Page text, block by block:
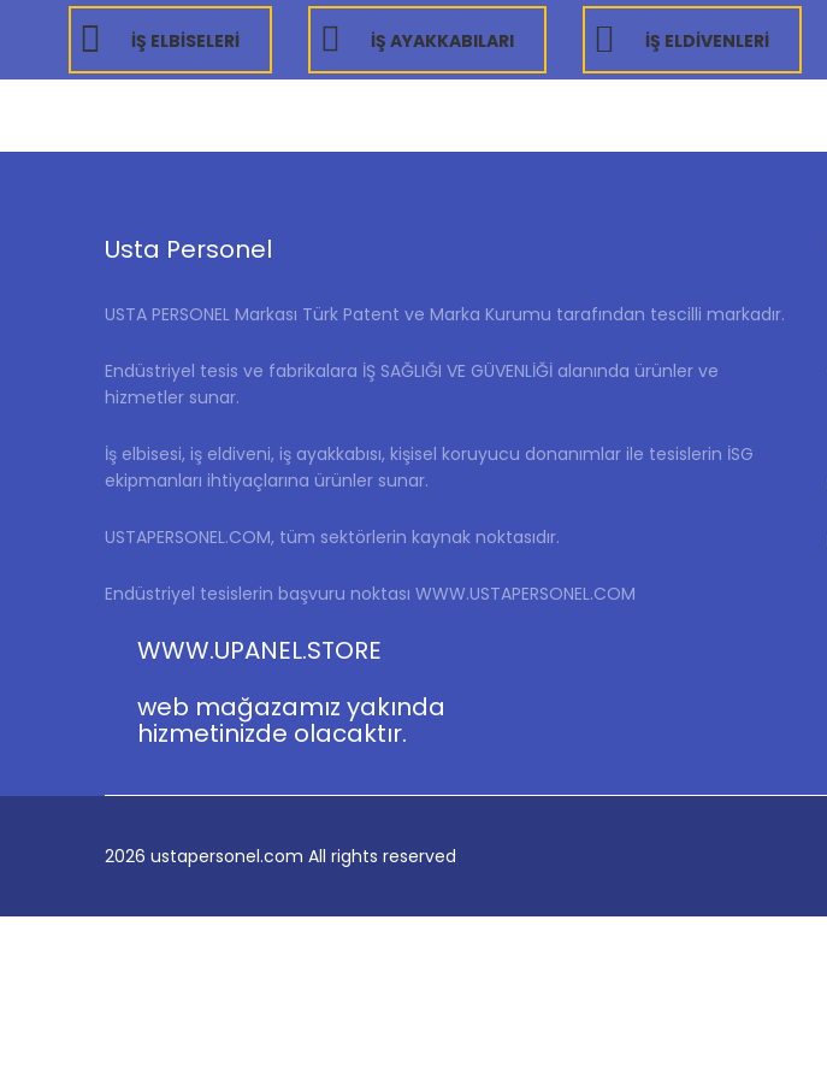
İŞ ELBİSELERİ İŞ AYAKKABILARI İŞ ELDİVENLERİ
Usta Personel
USTA PERSONEL Markası Türk Patent ve Marka Kurumu tarafından tescilli markadır.
Endüstriyel tesis ve fabrikalara İŞ SAĞLIĞI VE GÜVENLİĞİ alanında ürünler ve
hizmetler sunar.
İş elbisesi, iş eldiveni, iş ayakkabısı, kişisel koruyucu donanımlar ile tesislerin İSG
ekipmanları ihtiyaçlarına ürünler sunar.
USTAPERSONEL.COM, tüm sektörlerin kaynak noktasıdır.
Endüstriyel tesislerin başvuru noktası WWW.USTAPERSONEL.COM
WWW.UPANEL.STORE
web mağazamız yakında
hizmetinizde olacaktır.
2026 ustapersonel.com All rights reserved